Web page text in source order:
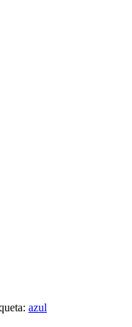
azul